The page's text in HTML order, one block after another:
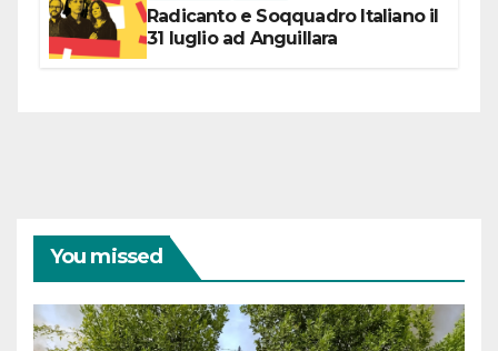
Radicanto e Soqquadro Italiano il
31 luglio ad Anguillara
You missed